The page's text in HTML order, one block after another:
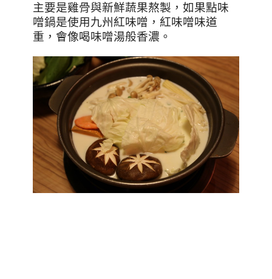
主要是雞骨與新鮮蔬果熬製，如果點味
噌鍋是使用九州紅味噌，紅味噌味道
重，會像喝味噌湯般香濃。